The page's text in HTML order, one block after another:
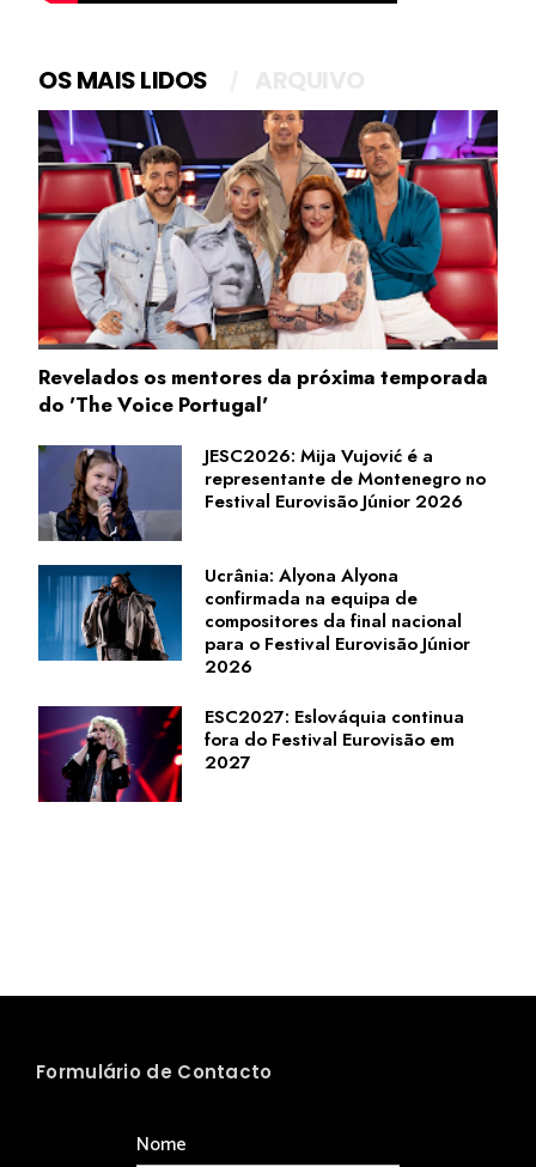
OS MAIS LIDOS
Revelados os mentores da próxima temporada
do 'The Voice Portugal'
JESC2026: Mija Vujović é a
representante de Montenegro no
Festival Eurovisão Júnior 2026
Ucrânia: Alyona Alyona
confirmada na equipa de
compositores da final nacional
para o Festival Eurovisão Júnior
2026
ESC2027: Eslováquia continua
fora do Festival Eurovisão em
2027
Formulário de Contacto
Nome